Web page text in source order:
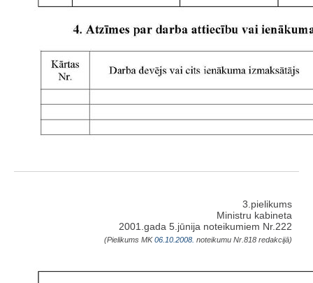
3.pielikums
Ministru kabineta
2001.gada 5.jūnija noteikumiem Nr.222
(Pielikums MK06.10.2008. noteikumu Nr.818 redakcijā)